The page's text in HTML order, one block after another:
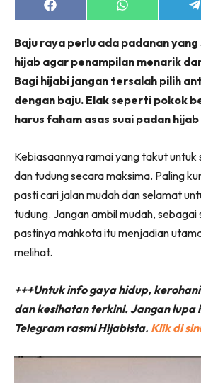
Share
on
Share
on
Baju raya perlu ada padanan
hijab agar penampilan menarik
Bagi hijabi jangan tersalah pilih
dengan baju. Elak seperti pokok
harus faham asas suai padan
Kebiasaannya ramai yang takut untuk
dan tudung secara maksima. Paling
pasti cari jalan mudah dan selamat
tudung. Jangan ambil mudah, sebagai
pastinya mahkota itu menjadian
melihat.
+++Untuk info gaya hidup,
dan kesihatan terkini. Jangan lupa
Telegram rasmi Hijabista. Klik di